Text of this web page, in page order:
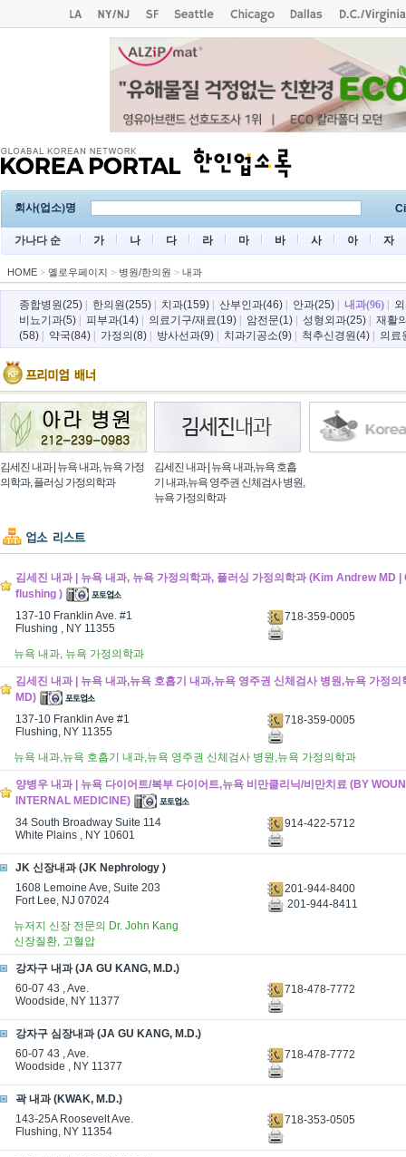
회사(업소)명
가나다 순 가 나 다 라 마 바 사 아 자
HOME > 옐로우페이지 > 병원/한의원 > 내과
종합병원(25) 한의원(255) 치과(159) 산부인과(46) 안과(25) 내과(96)
비뇨기과(5)
피부과(14) 의료기구/재료(19) 암전문(1) 성형외과(25)
재활
(58)
약국(84) 가정의(8) 방사선과(9) 치과기공소(9) 척추신경원(4) 의료
김세진 내과 | 뉴욕 내과, 뉴욕 가정
의학과, 플러싱 가정의학과
김세진 내과 | 뉴욕 내과,뉴욕 호흡
기 내과,뉴욕 영주권 신체검사 병원,
뉴욕 가정의학과
김세진 내과 | 뉴욕 내과, 뉴욕 가정의학과, 플러싱 가정의학과 (Kim Andrew MD
flushing )
137-10 Franklin Ave. #1
Flushing , NY 11355
718-359-0005
뉴욕 내과, 뉴욕 가정의학과
김세진 내과 | 뉴욕 내과,뉴욕 호흡기 내과,뉴욕 영주권 신체검사 병원,뉴욕 가정
MD)
137-10 Franklin Ave #1
Flushing, NY 11355
718-359-0005
뉴욕 내과,뉴욕 호흡기 내과,뉴욕 영주권 신체검사 병원,뉴욕 가정의학과
양병우 내과 | 뉴욕 다이어트/복부 다이어트,뉴욕 비만클리닉/비만치료 (BY
INTERNAL MEDICINE)
34 South Broadway Suite 114
White Plains , NY 10601
914-422-5712
JK 신장내과 (JK Nephrology )
1608 Lemoine Ave, Suite 203
Fort Lee, NJ 07024
201-944-8400
201-944-8411
뉴저지 신장 전문의 Dr. John Kang
신장질환, 고혈압
강자구 내과 (JA GU KANG, M.D.)
60-07 43 , Ave.
Woodside, NY 11377
718-478-7772
강자구 심장내과 (JA GU KANG, M.D.)
60-07 43 , Ave.
Woodside , NY 11377
718-478-7772
곽 내과 (KWAK, M.D.)
143-25A Roosevelt Ave.
Flushing, NY 11354
718-353-0505